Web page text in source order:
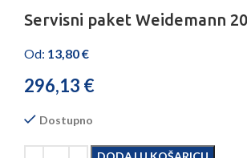
Servisni paket Weidemann
Od: 13,80€
296,13 €
Dostupno